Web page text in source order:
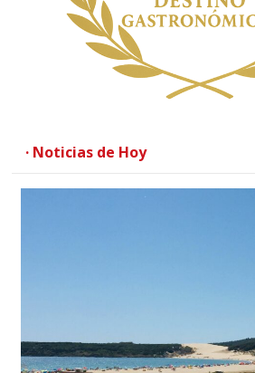
· Noticias de Hoy